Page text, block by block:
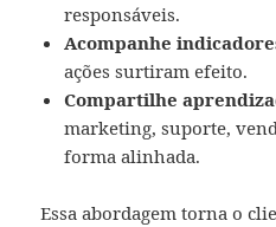
responsáveis.
Acompanhe
ações surtiram efeito.
Compartilhe
marketing, suporte,
forma alinhada.
Essa abordagem torna o